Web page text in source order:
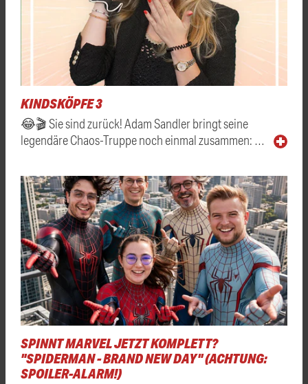
KINDSKÖPFE 3
😂🎬 Sie sind zurück! Adam Sandler bringt seine
legendäre Chaos-Truppe noch einmal zusammen: …
SPINNT MARVEL JETZT KOMPLETT?
"SPIDERMAN - BRAND NEW DAY" (ACHTUNG:
SPOILER-ALARM!)